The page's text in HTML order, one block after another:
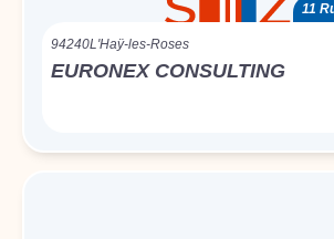
11
94240L'Haÿ-les-Roses
EURONEX CONSULTING